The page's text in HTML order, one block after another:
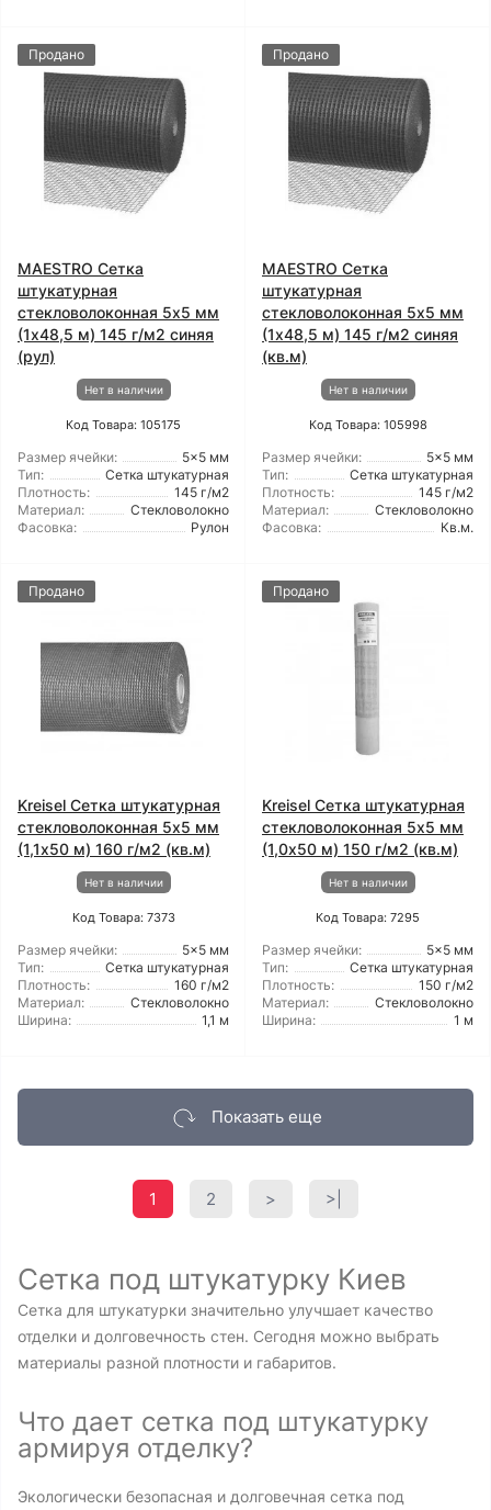
Продано
MAESTRO Сетка
штукатурная
стекловолоконная 5x5 мм
(1x48,5 м) 145 г/м2 синяя
(рул)
Нет в наличии
Код Товара: 105175
Размер ячейки:
5x5 мм
Тип:
Сетка штукатурная
Плотность:
145 г/м2
Материал:
Стекловолокно
Фасовка:
Рулон
Продано
MAESTRO Сетка
штукатурная
стекловолоконная 5x5 мм
(1x48,5 м) 145 г/м2 синяя
(кв.м)
Нет в наличии
Код Товара: 105998
Размер ячейки:
5x5 мм
Тип:
Сетка штукатурная
Плотность:
145 г/м2
Материал:
Стекловолокно
Фасовка:
Кв.м.
Продано
Kreisel Сетка штукатурная
стекловолоконная 5x5 мм
(1,1x50 м) 160 г/м2 (кв.м)
Нет в наличии
Код Товара: 7373
Размер ячейки:
5x5 мм
Тип:
Сетка штукатурная
Плотность:
160 г/м2
Материал:
Стекловолокно
Ширина:
1,1 м
Продано
Kreisel Сетка штукатурная
стекловолоконная 5x5 мм
(1,0x50 м) 150 г/м2 (кв.м)
Нет в наличии
Код Товара: 7295
Размер ячейки:
5x5 мм
Тип:
Сетка штукатурная
Плотность:
150 г/м2
Материал:
Стекловолокно
Ширина:
1 м
Показать еще
1 2 > >|
Сетка под штукатурку Киев
Сетка для штукатурки значительно улучшает качество
отделки и долговечность стен. Сегодня можно выбрать
материалы разной плотности и габаритов.
Что дает сетка под штукатурку
армируя отделку?
Экологически безопасная и долговечная сетка под